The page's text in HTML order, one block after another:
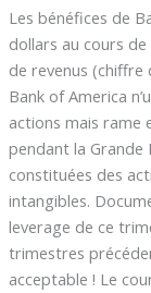
Les bénéfices de
dollars au cours
de revenus (chiffre
Bank of America
actions mais rame
pendant la Grande
constituées des
intangibles.
leverage de ce
trimestres
acceptable ! Le